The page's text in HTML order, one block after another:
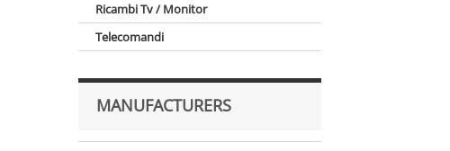
Ricambi Tv / Monitor
Telecomandi
MANUFACTURERS